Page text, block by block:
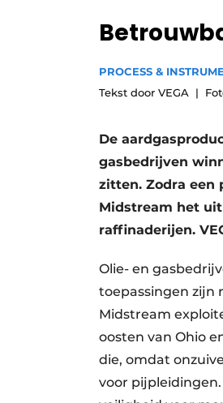
Vacature
Vacatures
Video’s
PROCESS &
Tekst door VEGA
De
gasbedrijven
zitten. Zodra een
Midstream het
raffinaderijen.
Olie- en
toepassingen zijn
Midstream
oosten van Ohio
die, omdat
voor